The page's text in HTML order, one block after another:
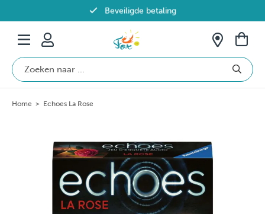
Beveiligde betaling
Gratis verzending vanaf €69 in België
Home > Echoes La Rose